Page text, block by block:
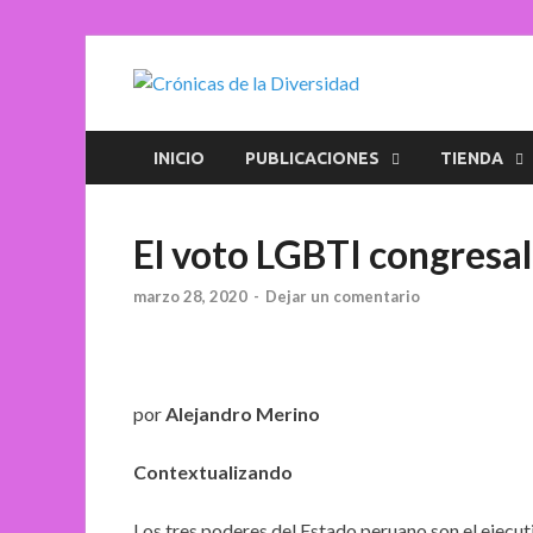
INICIO PUBLICACIONES TIENDA
El voto LGBTI congresal
marzo 28, 2020 - Dejar un comentario
porAlejandro Merino
Contextualizando